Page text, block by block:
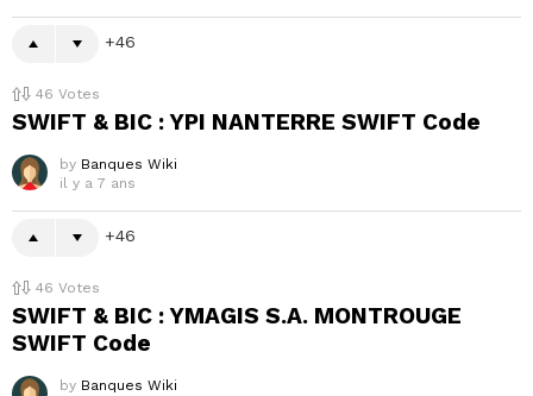
46
46 Votes
SWIFT & BIC : YPI NANTERRE SWIFT Code
by Banques Wiki
il y a 7 ans
46
46 Votes
SWIFT & BIC : YMAGIS S.A. MONTROUGE
SWIFT Code
by Banques Wiki